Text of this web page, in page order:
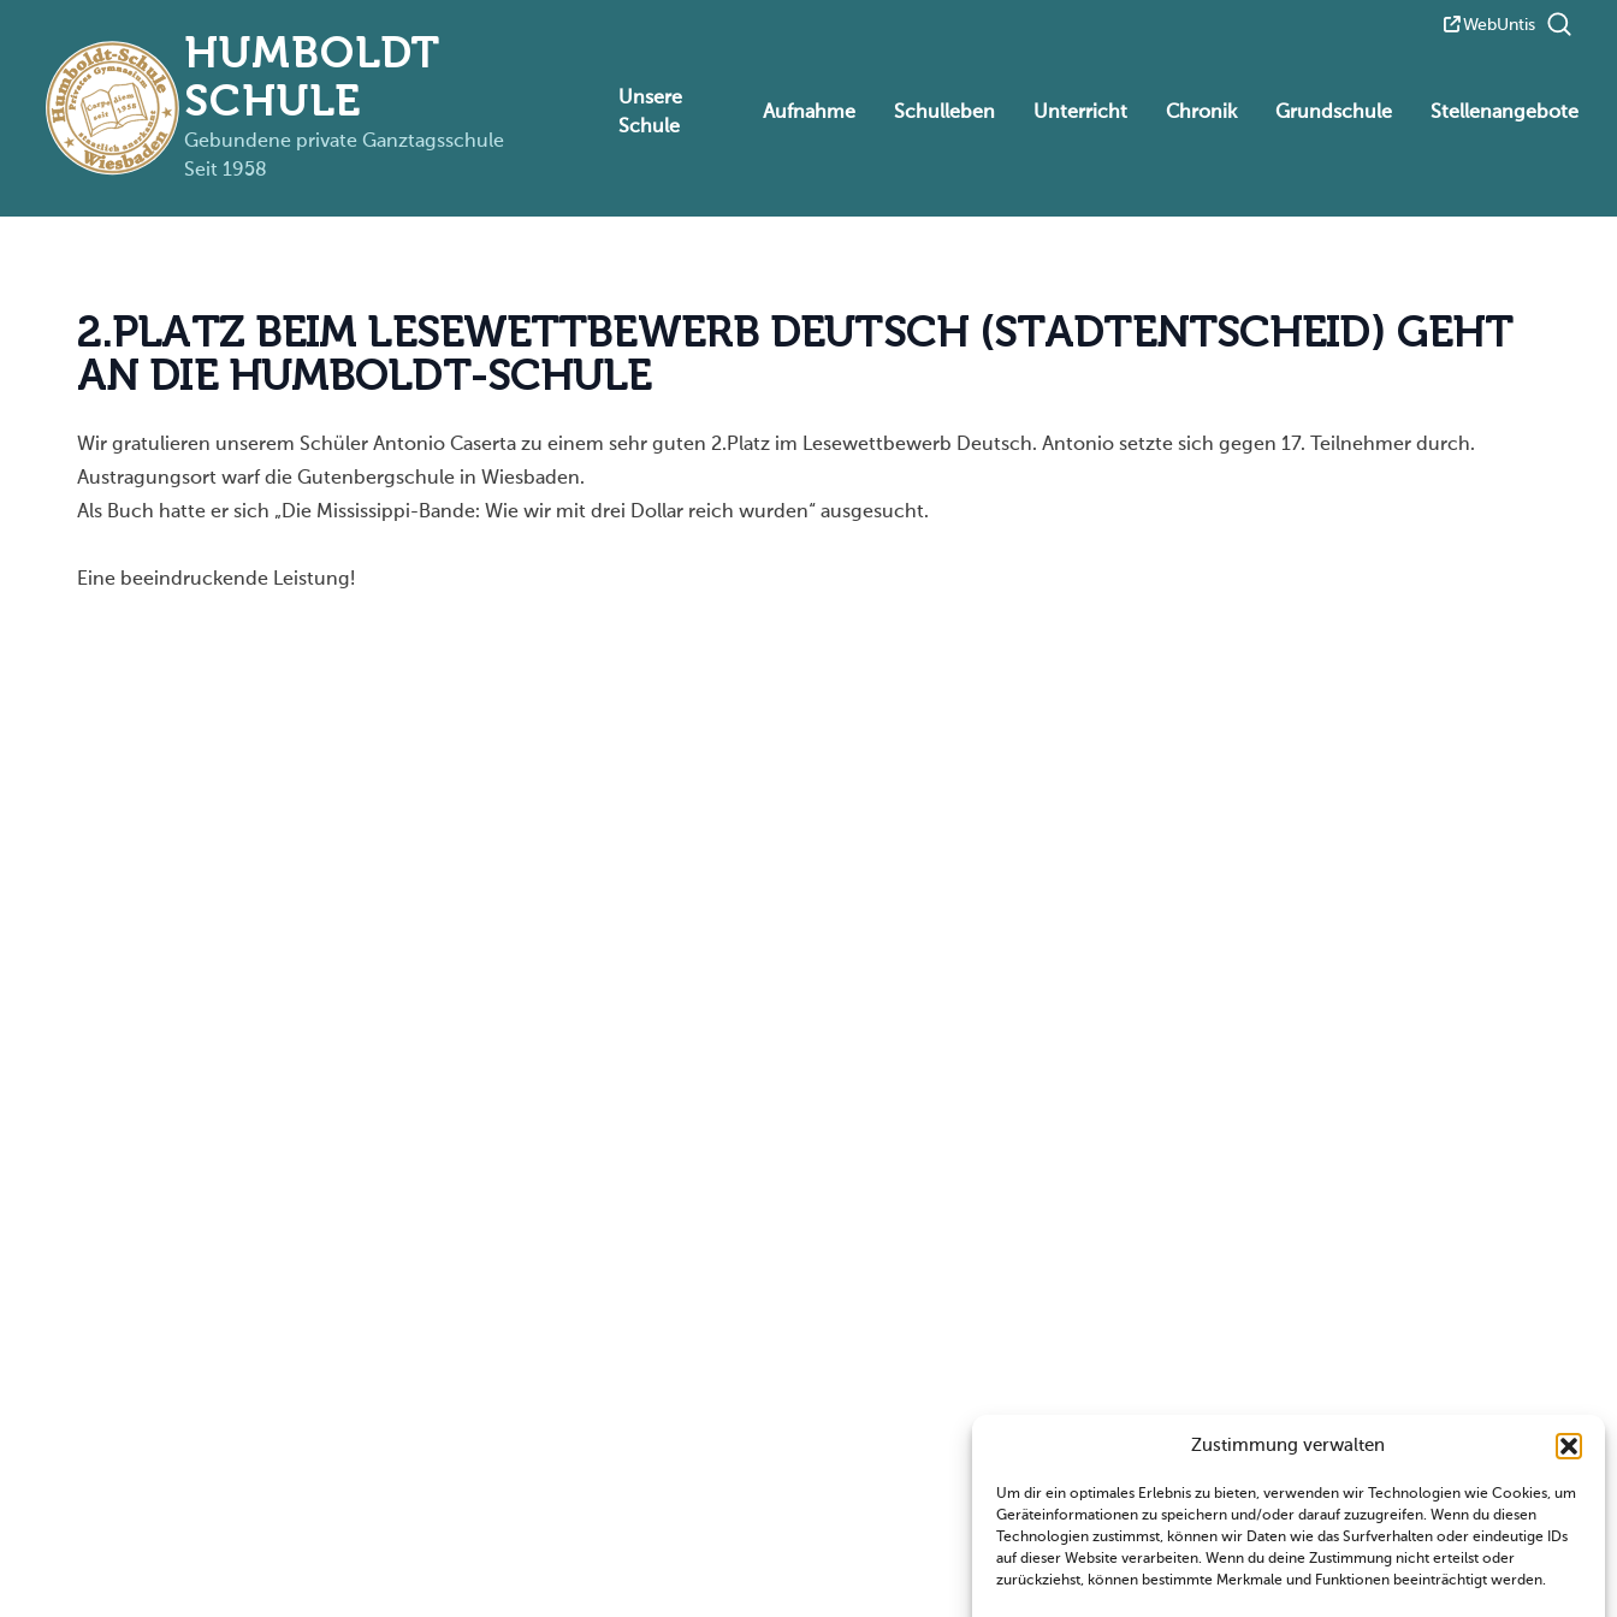
Zustimmung verwalten
Um dir ein optimales Erlebnis zu bieten, verwenden wir Technologien wie Cookies, um
Geräteinformationen zu speichern und/oder darauf zuzugreifen. Wenn du diesen
Technologien zustimmst, können wir Daten wie das Surfverhalten oder eindeutige IDs
auf dieser Website verarbeiten. Wenn du deine Zustimmung nicht erteilst oder
zurückziehst, können bestimmte Merkmale und Funktionen beeinträchtigt werden.
WebUntis
HUMBOLDT
SCHULE
Gebundene private Ganztagsschule
Seit 1958
Unsere
Schule
Aufnahme Schulleben Unterricht Chronik Grundschule Stellenangebote
2.PLATZ BEIM LESEWETTBEWERB DEUTSCH (STADTENTSCHEID) GEHT
AN DIE HUMBOLDT-SCHULE
Wir gratulieren unserem Schüler Antonio Caserta zu einem sehr guten 2.Platz im Lesewettbewerb Deutsch. Antonio setzte sich gegen 17. Teilnehmer durch.
Austragungsort warf die Gutenbergschule in Wiesbaden.
Als Buch hatte er sich „ Die Mississippi-Bande: Wie wir mit drei Dollar reich wurden“ ausgesucht.
Eine beeindruckende Leistung!